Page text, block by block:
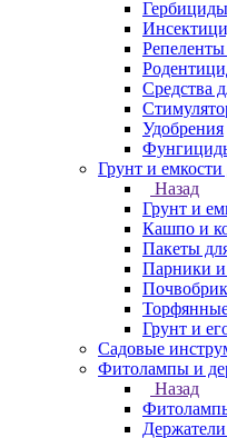
Средства
Удобрения
Грунт и емкости
Назад
Грунт и
Кашпо и
Пакеты
Парники и
Грунт и
Садовые
Фитолампы и
Назад